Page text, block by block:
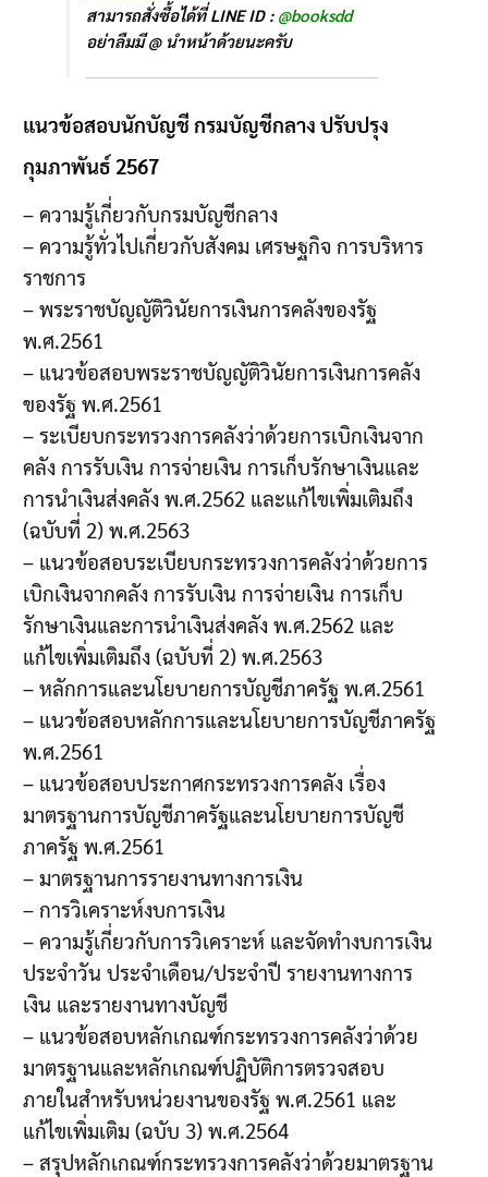
สามารถสั่งซื้อได้ที่ LINE ID : @booksdd
อย่าลืมมี @ นำหน้าด้วยนะครับ
แนวข้อสอบนักบัญชี กรมบัญชีกลาง ปรับปรุง
กุมภาพันธ์ 2567
– ความรู้เกี่ยวกับกรมบัญชีกลาง
– ความรู้ทั่วไปเกี่ยวกับสังคม เศรษฐกิจ การบริหาร
ราชการ
– พระราชบัญญัติวินัยการเงินการคลังของรัฐ
พ.ศ.2561
– แนวข้อสอบพระราชบัญญัติวินัยการเงินการคลัง
ของรัฐ พ.ศ.2561
– ระเบียบกระทรวงการคลังว่าด้วยการเบิกเงินจาก
คลัง การรับเงิน การจ่ายเงิน การเก็บรักษาเงินและ
การนำเงินส่งคลัง พ.ศ.2562 และแก้ไขเพิ่มเติมถึง
(ฉบับที่ 2) พ.ศ.2563
– แนวข้อสอบระเบียบกระทรวงการคลังว่าด้วยการ
เบิกเงินจากคลัง การรับเงิน การจ่ายเงิน การเก็บ
รักษาเงินและการนำเงินส่งคลัง พ.ศ.2562 และ
แก้ไขเพิ่มเติมถึง (ฉบับที่ 2) พ.ศ.2563
– หลักการและนโยบายการบัญชีภาครัฐ พ.ศ.2561
– แนวข้อสอบหลักการและนโยบายการบัญชีภาครัฐ
พ.ศ.2561
– แนวข้อสอบประกาศกระทรวงการคลัง เรื่อง
มาตรฐานการบัญชีภาครัฐและนโยบายการบัญชี
ภาครัฐ พ.ศ.2561
– มาตรฐานการรายงานทางการเงิน
– การวิเคราะห์งบการเงิน
– ความรู้เกี่ยวกับการวิเคราะห์ และจัดทำงบการเงิน
ประจำวัน ประจำเดือน/ประจำปี รายงานทางการ
เงิน และรายงานทางบัญชี
– แนวข้อสอบหลักเกณฑ์กระทรวงการคลังว่าด้วย
มาตรฐานและหลักเกณฑ์ปฏิบัติการตรวจสอบ
ภายในสำหรับหน่วยงานของรัฐ พ.ศ.2561 และ
แก้ไขเพิ่มเติม (ฉบับ 3) พ.ศ.2564
– สรุปหลักเกณฑ์กระทรวงการคลังว่าด้วยมาตรฐาน